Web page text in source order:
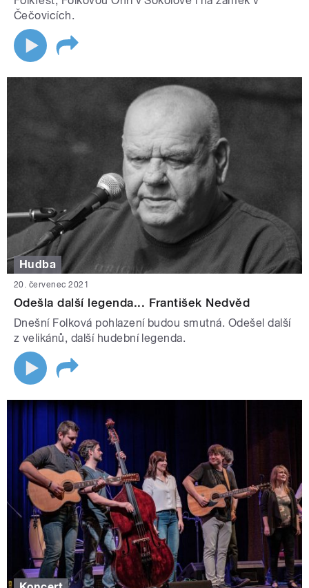
Čečovicích.
Hudba
20. červenec 2021
Odešla další legenda... František Nedvěd
Dnešní Folková pohlazení budou smutná. Odešel další
z velikánů, další hudební legenda.